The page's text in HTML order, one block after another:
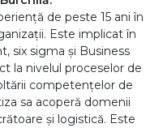
de peste 15 ani în
Este implicat în
six sigma și Business
la nivelul proceselor de
competențelor de
sa acoperă domenii
și logistică. Este